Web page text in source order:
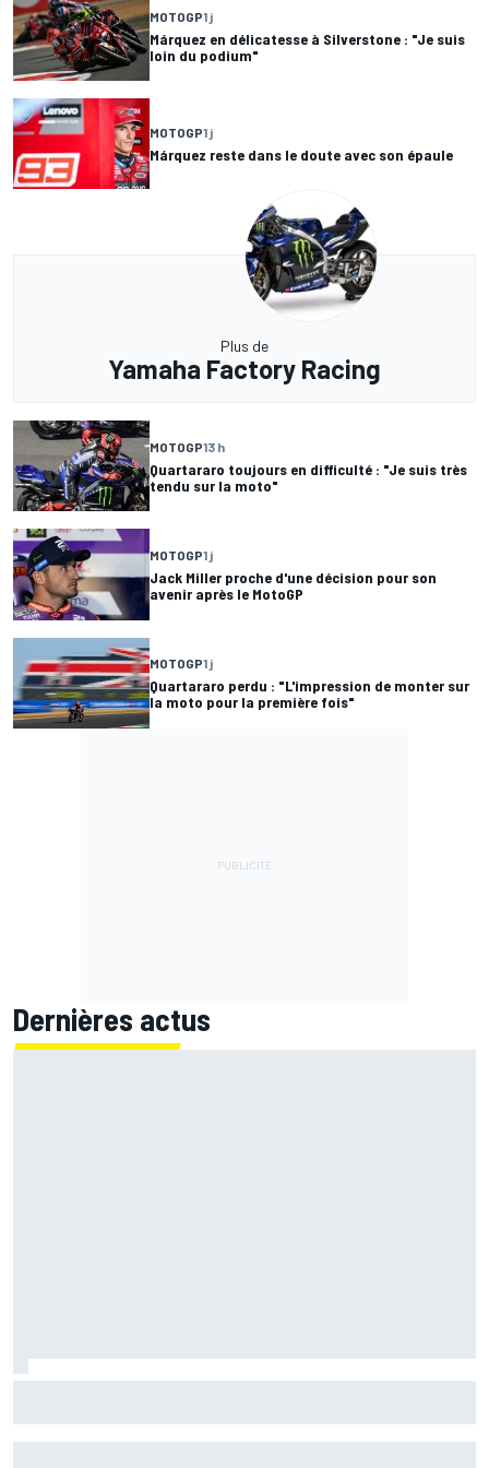
MOTOGP1 j
Márquez en délicatesse à Silverstone : "Je suis
loin du podium"
MOTOGP1 j
Márquez reste dans le doute avec son épaule
Plus de
Yamaha Factory Racing
MOTOGP13 h
Quartararo toujours en difficulté : "Je suis très
tendu sur la moto"
MOTOGP1 j
Jack Miller proche d'une décision pour son
avenir après le MotoGP
MOTOGP1 j
Quartararo perdu : "L'impression de monter sur
la moto pour la première fois"
Dernières actus